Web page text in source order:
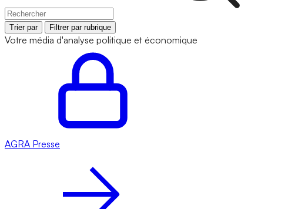
Trier par Filtrer par rubrique
Votre média d'analyse politique et économique
AGRA Presse